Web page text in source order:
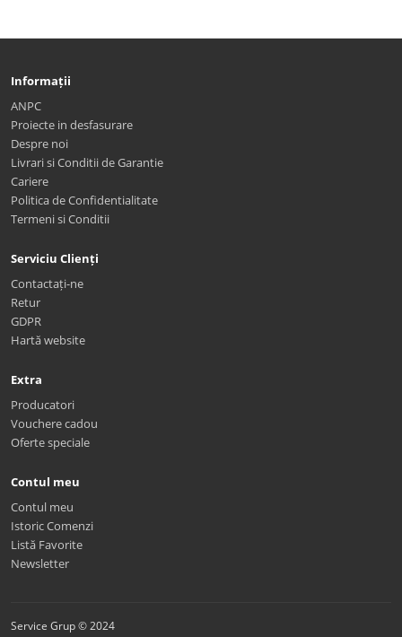
Informații
ANPC
Proiecte in desfasurare
Despre noi
Livrari si Conditii de Garantie
Cariere
Politica de Confidentialitate
Termeni si Conditii
Serviciu Clienți
Contactați-ne
Retur
GDPR
Hartă website
Extra
Producatori
Vouchere cadou
Oferte speciale
Contul meu
Contul meu
Istoric Comenzi
Listă Favorite
Newsletter
Service Grup © 2024